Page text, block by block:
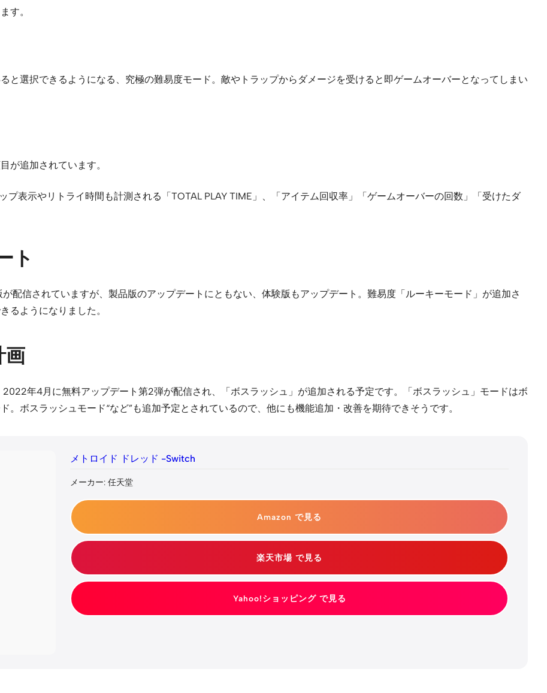
す。
と選択できるようになる、究極の難易度モード。敵やトラップからダメージを受けると即ゲームオーバーとなってしまい
が追加されています。
プ表示やリトライ時間も計測される「TOTAL PLAY TIME」、「アイテム回収率」「ゲームオーバーの回数」「受けたダ
ト
配信されていますが、製品版のアップデートにともない、体験版もアップデート。難易度「ルーキーモード」が追加さ
るようになりました。
画
2022年4月に無料アップデート第2弾が配信され、「ボスラッシュ」が追加される予定です。「ボスラッシュ」モードはボ
ボスラッシュモード“など”も追加予定とされているので、他にも機能追加・改善を期待できそうです。
メトロイド ドレッド -Switch
メーカー: 任天堂
Amazon で見る
楽天市場 で見る
Yahoo!ショッピング で見る